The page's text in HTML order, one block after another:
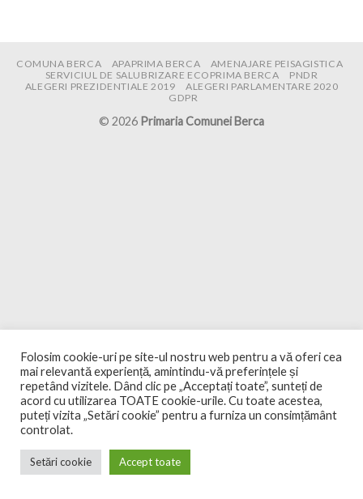
COMUNA BERCA APAPRIMA BERCA
AMENAJARE PEISAGISTICA
SERVICIUL DE SALUBRIZARE ECOPRIMA BERCA
PNDR
ALEGERI PREZIDENTIALE 2019
ALEGERI PARLAMENTARE 2020
GDPR
© 2026 Primaria Comunei Berca
Folosim cookie-uri pe site-ul nostru web pentru a vă oferi cea
mai relevantă experiență, amintindu-vă preferințele și
repetând vizitele. Dând clic pe „Acceptați toate”, sunteți de
acord cu utilizarea TOATE cookie-urile. Cu toate acestea,
puteți vizita „Setări cookie” pentru a furniza un consimțământ
controlat.
Setări cookie Accept toate